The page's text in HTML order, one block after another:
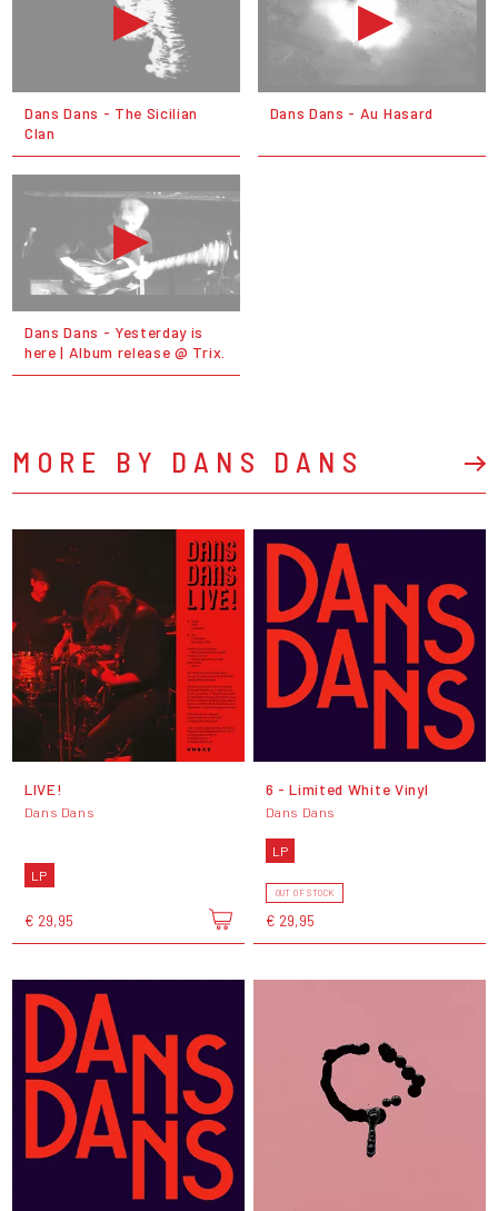
Dans Dans - The Sicilian
Clan
Dans Dans - Au Hasard
Dans Dans - Yesterday is
here | Album release @ Trix.
MORE BY DANS DANS
LIVE!
Dans Dans
LP
€ 29,95
6 - Limited White Vinyl
Dans Dans
LP
OUT OF STOCK
€ 29,95